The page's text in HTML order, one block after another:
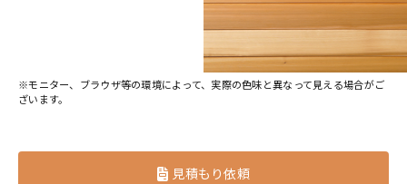
※モニター、ブラウザ等の環境によって、実際の色味と異なって見える場合がご
ざいます。
見積もり依頼